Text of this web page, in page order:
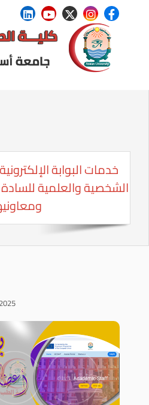
خدمات البوابة
الشخصية والعلمية